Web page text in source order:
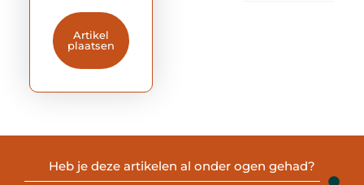
Artikel
plaatsen
Heb je deze artikelen al onder ogen gehad?